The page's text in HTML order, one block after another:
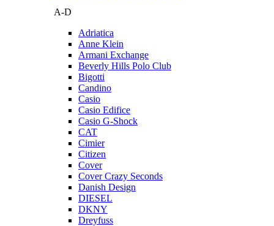
A-D
Adriatica
Anne Klein
Armani Exchange
Beverly Hills Polo Club
Bigotti
Candino
Casio
Casio Edifice
Casio G-Shock
CAT
Cimier
Citizen
Cover
Cover Crazy Seconds
Danish Design
DIESEL
DKNY
Dreyfuss